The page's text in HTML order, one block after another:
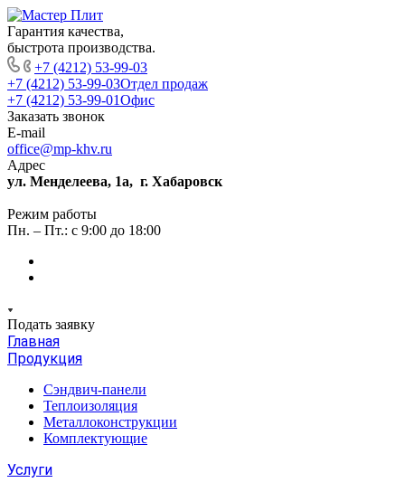
Гарантия качества,
быстрота производства.
+7 (4212) 53-99-03
+7 (4212) 53-99-03Отдел продаж
+7 (4212) 53-99-01Офис
Заказать звонок
E-mail
office@mp-khv.ru
Адрес
ул. Менделеева, 1а, г. Хабаровск
Режим работы
Пн. – Пт.: с 9:00 до 18:00
Подать заявку
Главная
Продукция
Сэндвич-панели
Теплоизоляция
Металлоконструкции
Комплектующие
Услуги